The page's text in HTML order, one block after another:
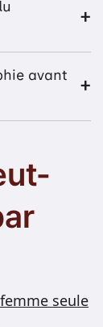
avant
seule